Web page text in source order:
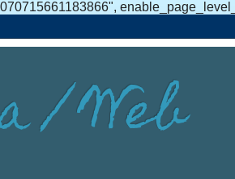
/ Web